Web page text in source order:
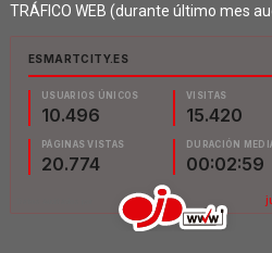
TRÁFICO WEB (durante último mes